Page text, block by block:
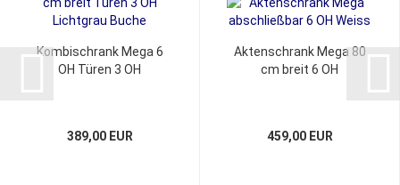
Kombischrank Mega 6
OH Türen 3 OH
389,00 EUR
Aktenschrank Mega 80
cm breit 6 OH
459,00 EUR